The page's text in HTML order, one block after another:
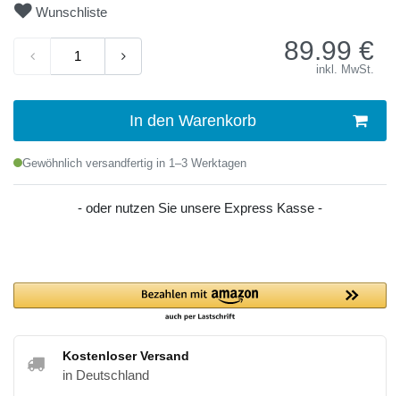
Wunschliste
89.99 €
inkl. MwSt.
In den Warenkorb
Gewöhnlich versandfertig in 1–3 Werktagen
- oder nutzen Sie unsere Express Kasse -
Kostenloser Versand
in Deutschland